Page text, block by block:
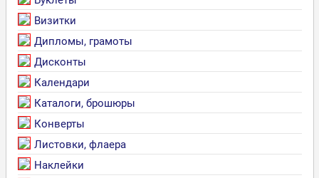
Визитки
Дипломы, грамоты
Дисконты
Календари
Каталоги, брошюры
Конверты
Листовки, флаера
Наклейки